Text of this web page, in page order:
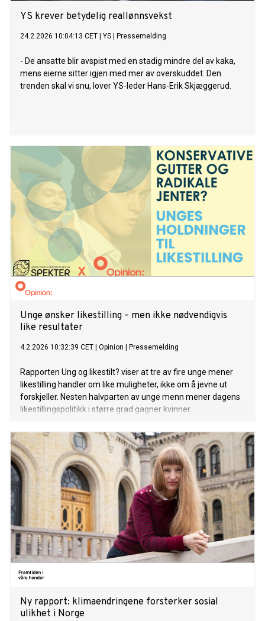
YS krever betydelig reallønnsvekst
24.2.2026 10:04:13 CET YS Pressemelding
- De ansatte blir avspist med en stadig mindre del av kaka,
mens eierne sitter igjen med mer av overskuddet. Den
trenden skal vi snu, lover YS-leder Hans-Erik Skjæggerud.
Unge ønsker likestilling – men ikke nødvendigvis
like resultater
4.2.2026 10:32:39 CET Opinion Pressemelding
Rapporten Ung og likestilt? viser at tre av fire unge mener
likestilling handler om like muligheter, ikke om å jevne ut
forskjeller. Nesten halvparten av unge menn mener dagens
likestillingspolitikk i større grad gagner kvinner.
Ny rapport: klimaendringene forsterker sosial
ulikhet i Norge